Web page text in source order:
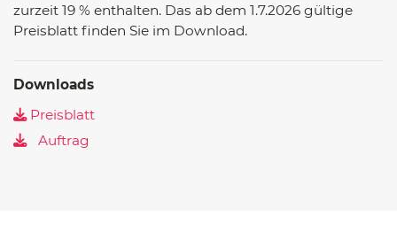
zurzeit 19 % enthalten. Das ab dem 1.7.2026 gültige
Preisblatt finden Sie im Download.
Downloads
Preisblatt
Auftrag